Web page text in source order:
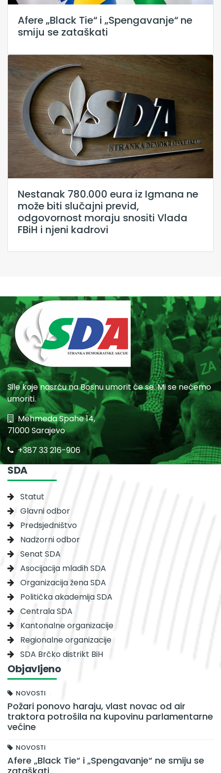
Afere „Black Tie“ i „Spengavanje“ ne
smiju se zataškati
Nestanak 780.000 eura iz Igmana ne
može biti slučajni previd,
odgovornost moraju snositi Vlada
FBiH i njeni kadrovi
Sile koje nasrću na Bosnu umorit će se. Mi se nećemo
umoriti.
Mehmeda Spahe 14,
71000 Sarajevo
+387 33 216-906
SDA
Statut
Glavni odbor
Predsjedništvo
Nadzorni odbor
Senat SDA
Asocijacija mladih SDA
Organizacija žena SDA
Politička akademija SDA
Centrala SDA
Kantonalne organizacije
Regionalne organizacije
SDA Brčko distrikt BiH
Objavljeno
NOVOSTI
Požari ponovo haraju, vlast novac od air
traktora potrošila na kupovinu parlamentarne
većine
NOVOSTI
Afere „Black Tie“ i „Spengavanje“ ne smiju se